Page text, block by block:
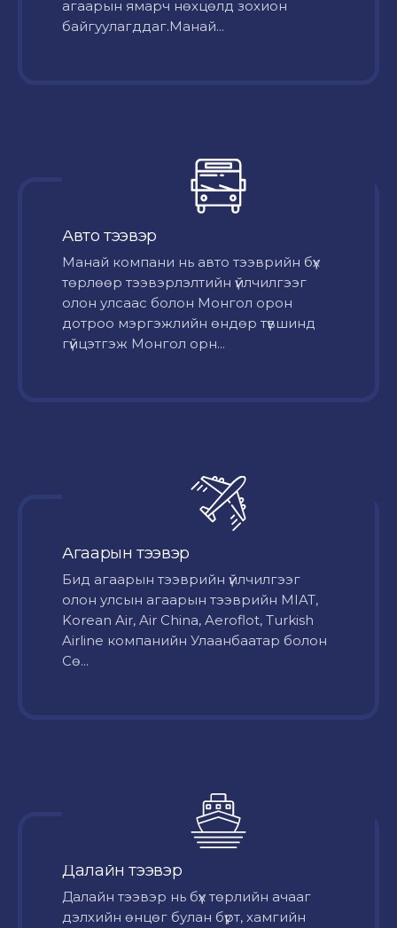
агаарын ямарч нөхцөлд зохион
байгуулагддаг.Манай...
Авто тээвэр
Mанай компани нь авто тээврийн бүх
төрлөөр тээвэрлэлтийн үйлчилгээг
олон улсаас болон Монгол орон
дотроо мэргэжлийн өндөр түвшинд
гүйцэтгэж Монгол орн...
Агаарын тээвэр
Бид агаарын тээврийн үйлчилгээг
олон улсын агаарын тээврийн MIAT,
Korean Air, Air China, Aeroflot, Turkish
Airline компанийн Улаанбаатар болон
Сө...
Далайн тээвэр
Далайн тээвэр нь бүх төрлийн ачааг
дэлхийн өнцөг булан бүрт, хамгийн